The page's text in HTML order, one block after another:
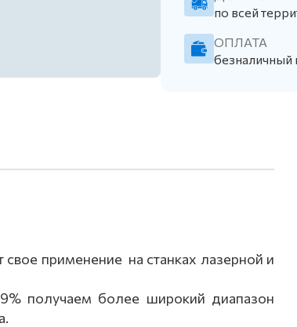
по всей
ОПЛАТА
безналичный
применение на станках лазерной и
получаем более широкий диапазон